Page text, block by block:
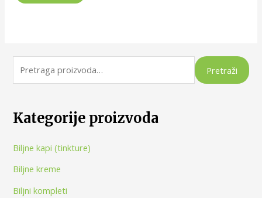
Pretraži
Kategorije proizvoda
Biljne kapi (tinkture)
Biljne kreme
Biljni kompleti